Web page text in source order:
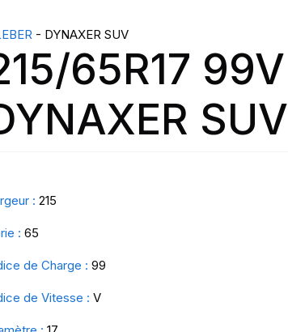
- DYNAXER SUV
65R17 99V
SUV
: 215
: 65
de Charge : 99
de Vitesse : V